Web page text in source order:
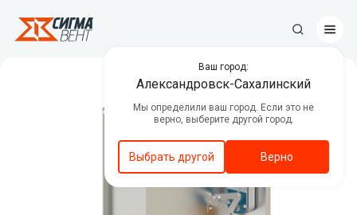
Противопожарные клапаны
Центральные кондиционеры
Канальное вентиляционное
оборудование
Вентиляторы дымоудаления и
подпора воздуха
Ваш город:
Александровск-Сахалинский
Мы определили ваш город. Если это не
верно, выберите другой город.
Выбрать другой Верно